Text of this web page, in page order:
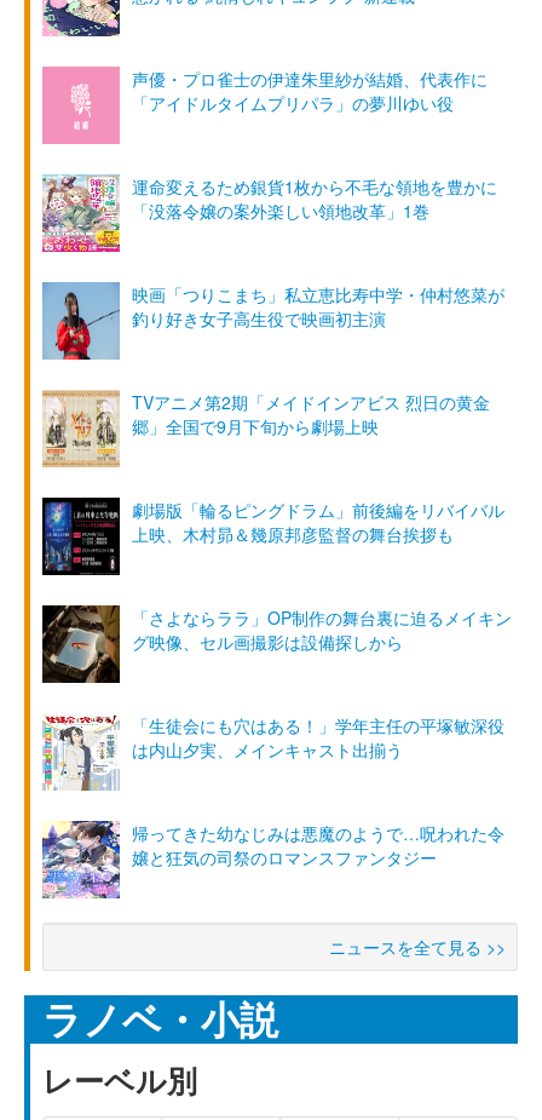
声優・プロ雀士の伊達朱里紗が結婚、代表作に
「アイドルタイムプリパラ」の夢川ゆい役
運命変えるため銀貨1枚から不毛な領地を豊かに
「没落令嬢の案外楽しい領地改革」1巻
映画「つりこまち」私立恵比寿中学・仲村悠菜が
釣り好き女子高生役で映画初主演
TVアニメ第2期「メイドインアビス 烈日の黄金
郷」全国で9月下旬から劇場上映
劇場版「輪るピングドラム」前後編をリバイバル
上映、木村昴＆幾原邦彦監督の舞台挨拶も
「さよならララ」OP制作の舞台裏に迫るメイキン
グ映像、セル画撮影は設備探しから
「生徒会にも穴はある！」学年主任の平塚敏深役
は内山夕実、メインキャスト出揃う
帰ってきた幼なじみは悪魔のようで…呪われた令
嬢と狂気の司祭のロマンスファンタジー
ニュースを全て見る >>
ラノベ・小説
レーベル別